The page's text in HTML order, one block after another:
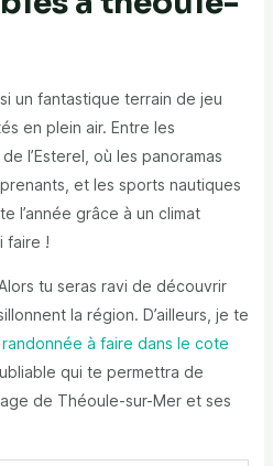
un fantastique terrain de jeu
en plein air. Entre les
l’Esterel, où les panoramas
et les sports nautiques
l’année grâce à un climat
faire !
tu seras ravi de découvrir
la région. D’ailleurs, je te
à faire dans le cote
qui te permettra de
de Théoule-sur-Mer et ses